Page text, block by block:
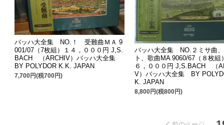
バッハ大全集 NO.！ 受難曲ＭＡ 9
001/07（7枚組）１４，０００円 J,S.
BACH （ARCHIV）バッハ大全集
BY POLYDOR K.K. JAPAN
7,700円(税700円)
バッハ大全集 NO.２ミサ曲
ト、歌曲MA 9060/67（８枚組
６，０００円 J,S.BACH （
V）バッハ大全集 BY
K. JAPAN
8,800円(税800円)